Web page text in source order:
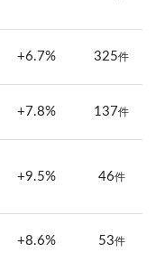
+6.7% 325件
+7.8% 137件
+9.5% 46件
+8.6% 53件